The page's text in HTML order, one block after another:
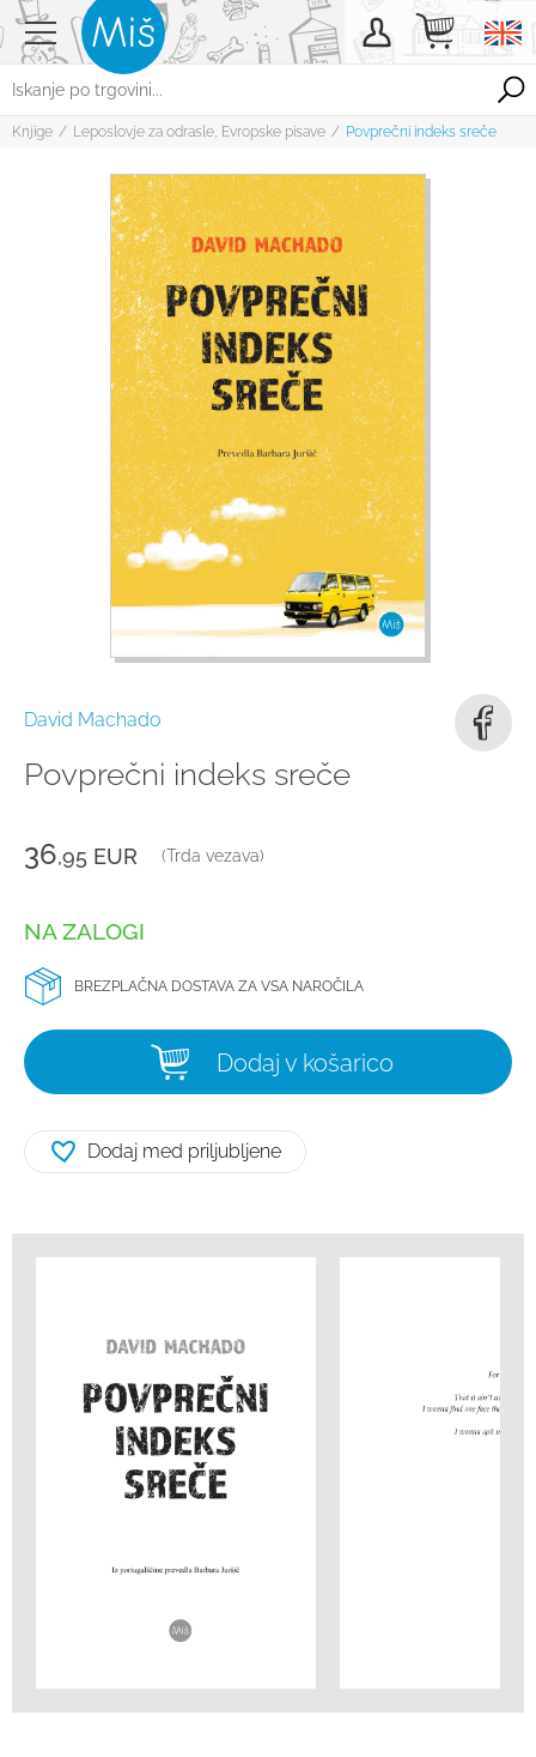
Knjige / Leposlovje za odrasle, Evropske pisave / Povprečni indeks sreče
David Machado
Povprečni indeks sreče
36,95 EUR (Trda vezava)
NA ZALOGI
BREZPLAČNA DOSTAVA ZA VSA NAROČILA
Dodaj v košarico
Dodaj med priljubljene